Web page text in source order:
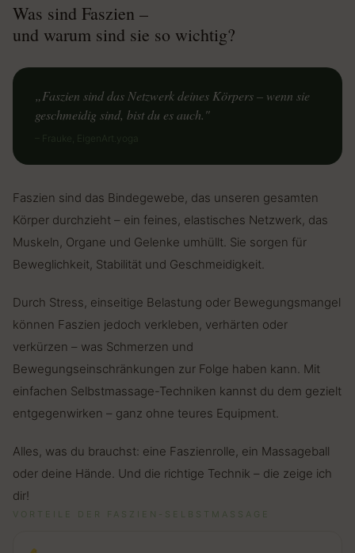
Was sind Faszien –
und warum sind sie so wichtig?
„Faszien sind das Netzwerk deines Körpers – wenn sie
geschmeidig sind, bist du es auch."
– Frauke, EigenArt.yoga
Faszien sind das Bindegewebe, das unseren gesamten
Körper durchzieht – ein feines, elastisches Netzwerk, das
Muskeln, Organe und Gelenke umhüllt. Sie sorgen für
Beweglichkeit, Stabilität und Geschmeidigkeit.
Durch Stress, einseitige Belastung oder Bewegungsmangel
können Faszien jedoch verkleben, verhärten oder
verkürzen – was Schmerzen und
Bewegungseinschränkungen zur Folge haben kann. Mit
einfachen Selbstmassage-Techniken kannst du dem gezielt
entgegenwirken – ganz ohne teures Equipment.
Alles, was du brauchst: eine Faszienrolle, ein Massageball
oder deine Hände. Und die richtige Technik – die zeige ich
dir!
VORTEILE DER FASZIEN-SELBSTMASSAGE